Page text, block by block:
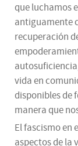
que luchamos
antiguamente
recuperación
vida en
disponibles de
manera que
El fascismo en
aspectos de la